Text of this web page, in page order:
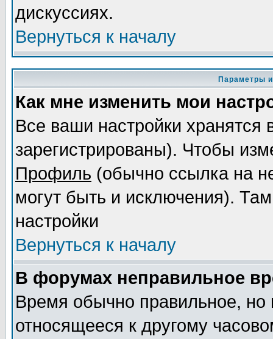
дискуссиях.
Вернуться к началу
Параметры
Как мне изменить мои
Все ваши настройки
зарегистрированы). Чтобы
Профиль (обычно ссылка на
могут быть и исключения).
настройки
Вернуться к началу
В форумах неправильное
Время обычно правильное,
относящееся к другому